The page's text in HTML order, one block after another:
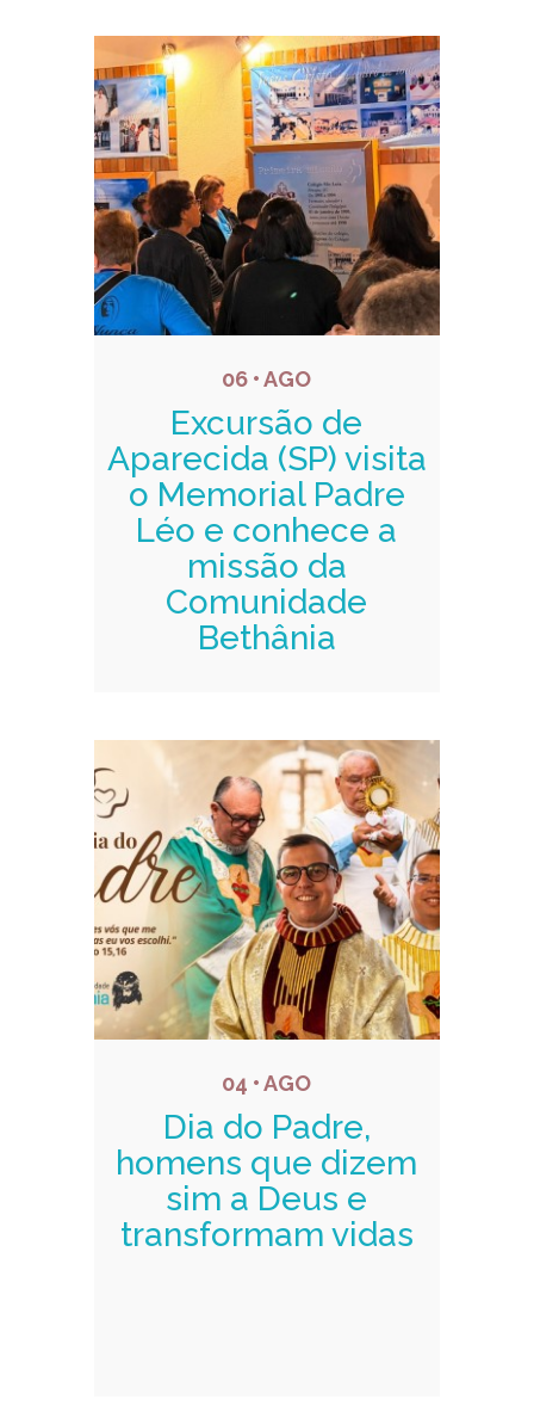
Notícias relacionadas
06 • AGO
Excursão de
Aparecida (SP) visita
o Memorial Padre
Léo e conhece a
missão da
Comunidade
Bethânia
04 • AGO
Dia do Padre,
homens que dizem
sim a Deus e
transformam vidas